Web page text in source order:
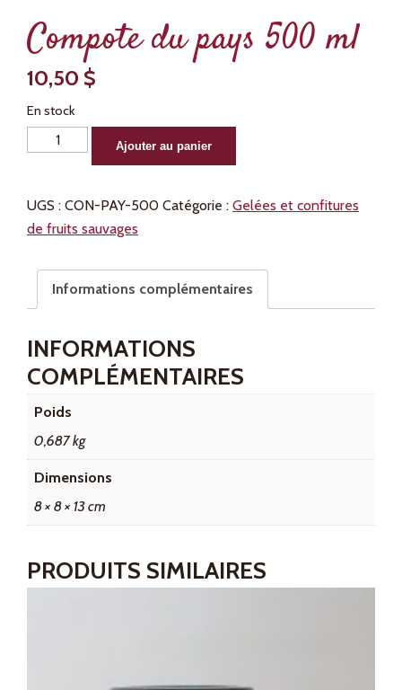
Compote du pays 500 ml
10,50 $
En stock
quantité
du
pays
ml
Ajouter au panier
UGS : CON-PAY-500 Catégorie : Gelées et confitures
de fruits sauvages
Informations complémentaires
INFORMATIONS
COMPLÉMENTAIRES
Poids
0,687 kg
Dimensions
8 × 8 × 13 cm
PRODUITS SIMILAIRES